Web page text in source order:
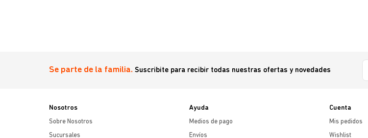
Se parte de la familia. Suscribite para recibir todas nuestras ofertas y novedades
Nosotros
Sobre Nosotros
Sucursales
Ayuda
Medios de pago
Envíos
Cuenta
Mis pedidos
Wishlist